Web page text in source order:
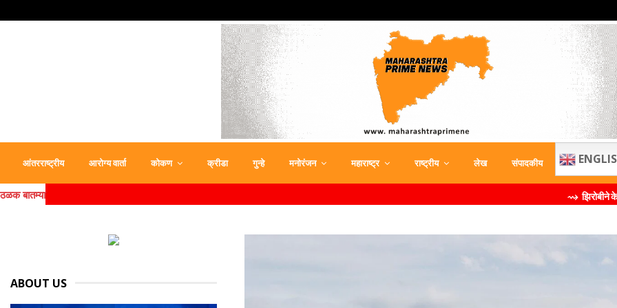
आंतरराष्ट्रीय आरोग्य वार्ता कोकण क्रीडा गुन्हे मनोरंजन महाराष्ट्र राष्ट्रीय लेख संपादकीय
ठळक बातम्या ⇝ झिरोबीने केली मिलिंद सोमण
ABOUT US